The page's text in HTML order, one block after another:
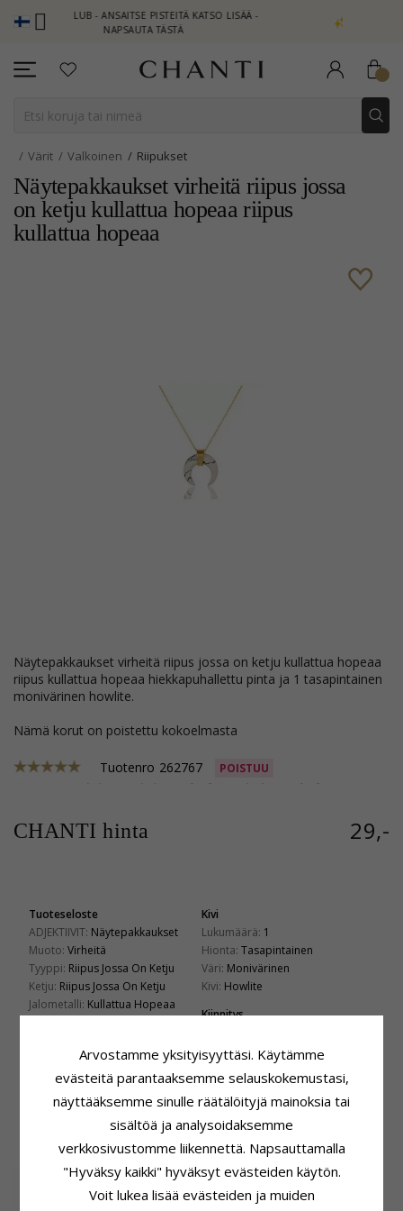
CLUB - ANSAITSE PISTEITÄ KATSO LISÄÄ -
NAPSAUTA TÄSTÄ
NEW COLLECTION |
Värit Valkoinen Riipukset
Näytepakkaukset virheitä riipus jossa
on ketju kullattua hopeaa riipus
kullattua hopeaa
näytepakkaukset virheitä riipus jossa on ketju kullattua hopeaa
riipus kullattua hopeaa hiekkapuhallettu pinta ja 1 tasapintainen
monivärinen howlite.
Nämä korut on poistettu kokoelmasta
Tuotenro 262767 POISTUU
CHANTI hinta 29,-
Tuoteseloste
ADJEKTIIVIT: Näytepakkaukset
Muoto: Virheitä
Tyyppi: Riipus Jossa On Ketju
Ketju: Riipus Jossa On Ketju
Jalometalli: Kullattua Hopeaa
Jalometalli:Kullattua Hopeaa
Pinta:Hiekkapuhallettu
Kivi
Lukumäärä: 1
Hionta: Tasapintainen
Väri: Monivärinen
Kivi: Howlite
Kiinnitys
Leveys: 20,0 mm
Toimitusaika
Toimitusaika: 4-5 Arkipäivä
ASIAKKAAT OSTAVAT MYÖS
Arvostamme yksityisyyttäsi. Käytämme
evästeitä parantaaksemme selauskokemustasi,
näyttääksemme sinulle räätälöityjä mainoksia tai
sisältöä ja analysoidaksemme
verkkosivustomme liikennettä. Napsauttamalla
"Hyväksy kaikki" hyväksyt evästeiden käytön.
Voit lukea lisää evästeiden ja muiden